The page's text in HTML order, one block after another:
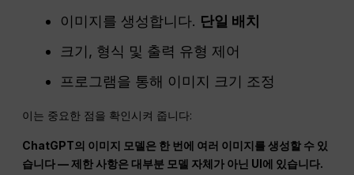
이미지를 생성합니다. 단일 배치
크기, 형식 및 출력 유형 제어
프로그램을 통해 이미지 크기 조정
이는 중요한 점을 확인시켜 줍니다:
ChatGPT의 이미지 모델은 한 번에 여러 이미지를 생성할 수 있
습니다 — 제한 사항은 대부분 모델 자체가 아닌 UI에 있습니다.